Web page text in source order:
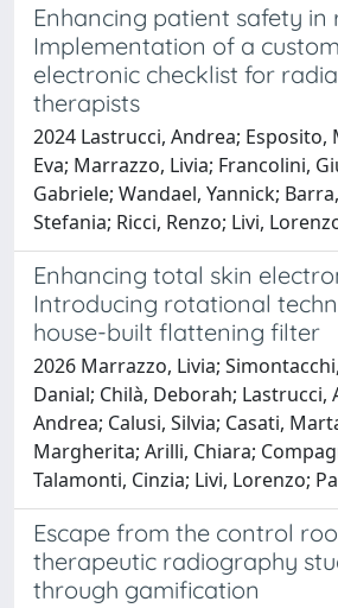
Enhancing patient safety in
Implementation of a
electronic checklist for
therapists
2024 Lastrucci, Andrea; Esposito,
Eva; Marrazzo, Livia; Francolini,
Gabriele; Wandael, Yannick;
Stefania; Ricci, Renzo; Livi,
Enhancing total skin
Introducing rotational
house-built flattening filter
2026 Marrazzo, Livia;
Danial; Chilà, Deborah; Lastrucci,
Andrea; Calusi, Silvia; Casati,
Margherita; Arilli, Chiara;
Talamonti, Cinzia; Livi, Lorenzo;
Escape from the control
therapeutic radiography
through gamification